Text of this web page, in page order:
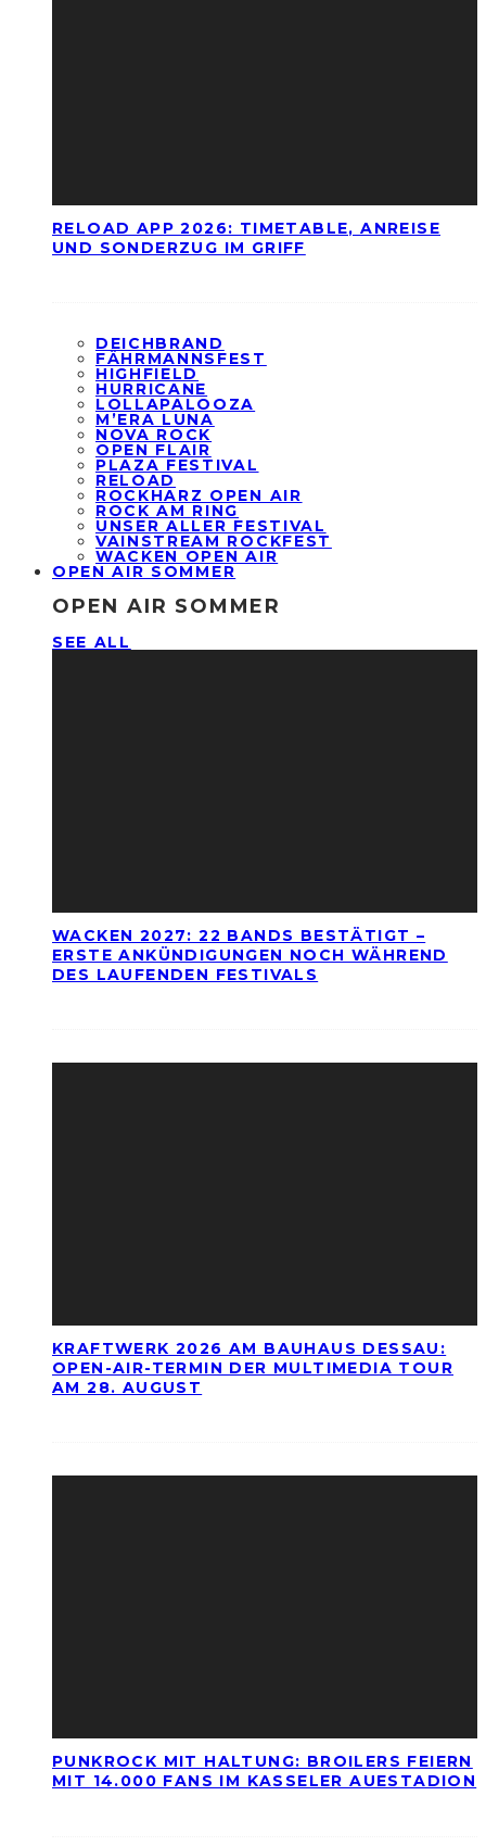
RELOAD APP 2026: TIMETABLE, ANREISE
UND SONDERZUG IM GRIFF
DEICHBRAND
FÄHRMANNSFEST
HIGHFIELD
HURRICANE
LOLLAPALOOZA
M’ERA LUNA
NOVA ROCK
OPEN FLAIR
PLAZA FESTIVAL
RELOAD
ROCKHARZ OPEN AIR
ROCK AM RING
UNSER ALLER FESTIVAL
VAINSTREAM ROCKFEST
WACKEN OPEN AIR
OPEN AIR SOMMER
OPEN AIR SOMMER
SEE ALL
WACKEN 2027: 22 BANDS BESTÄTIGT –
ERSTE ANKÜNDIGUNGEN NOCH WÄHREND
DES LAUFENDEN FESTIVALS
KRAFTWERK 2026 AM BAUHAUS DESSAU:
OPEN-AIR-TERMIN DER MULTIMEDIA TOUR
AM 28. AUGUST
PUNKROCK MIT HALTUNG: BROILERS FEIERN
MIT 14.000 FANS IM KASSELER AUESTADION